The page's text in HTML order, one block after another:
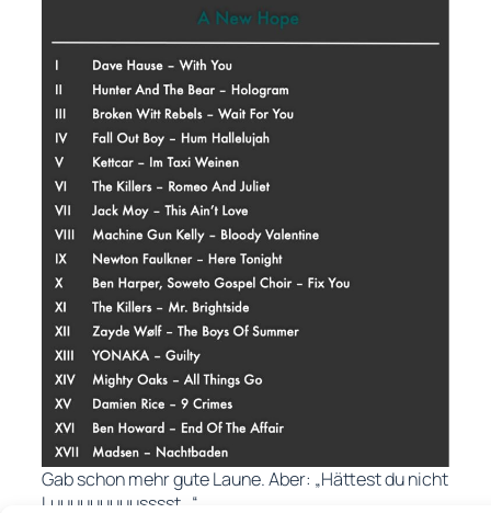
Gab schon mehr gute Laune. Aber: „Hättest du nicht
Luuuuuuuuusssst…“